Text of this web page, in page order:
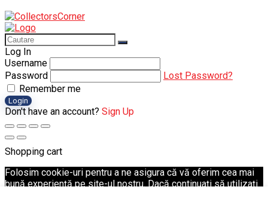
Log In
Username
Password
Lost Password?
Remember me
Login
Don't have an account? Sign Up
Shopping cart
Folosim cookie-uri pentru a ne asigura că vă oferim cea mai
bună experiență pe site-ul nostru. Dacă continuați să utilizați